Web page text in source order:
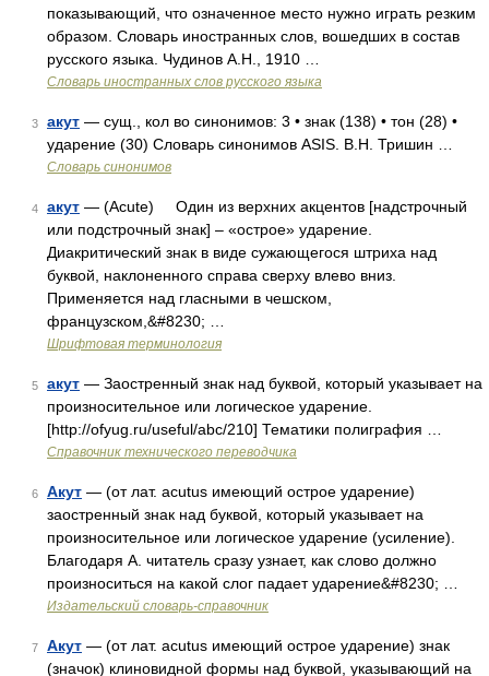
показывающий, что означенное место нужно играть резким
образом. Словарь иностранных слов, вошедших в состав
русского языка. Чудинов А.Н., 1910 …
Словарь иностранных слов русского языка
3 акут — сущ., кол во синонимов: 3 • знак (138) • тон (28) •
ударение (30) Словарь синонимов ASIS. В.Н. Тришин …
Словарь синонимов
4 акут — (Acute) Один из верхних акцентов [надстрочный
или подстрочный знак] – «oстрое» ударение.
Диакритический знак в виде сужающегося штриха над
буквой, наклоненного справа сверху влево вниз.
Применяется над гласными в чешском,
французском,&#8230; …
Шрифтовая терминология
5 акут — Заостренный знак над буквой, который указывает на
произносительное или логическое ударение.
[http://ofyug.ru/useful/abc/210] Тематики полиграфия …
Справочник технического переводчика
6 Акут — (от лат. acutus имеющий острое ударение)
заостренный знак над буквой, который указывает на
произносительное или логическое ударение (усиление).
Благодаря А. читатель сразу узнает, как слово должно
произноситься на какой слог падает ударение&#8230; …
Издательский словарь-справочник
7 Акут — (от лат. acutus имеющий острое ударение) знак
(значок) клиновидной формы над буквой, указывающий на